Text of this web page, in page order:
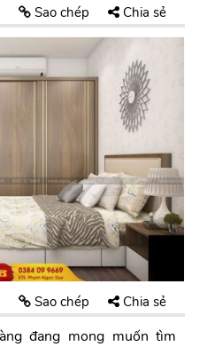
Sao chép Chia sẻ
Sao chép Chia sẻ
đang mong muốn tìm